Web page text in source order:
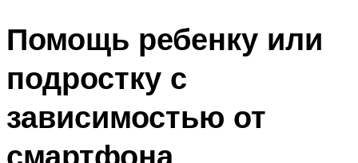
Помощь ребенку или
подростку с
зависимостью от
смартфона